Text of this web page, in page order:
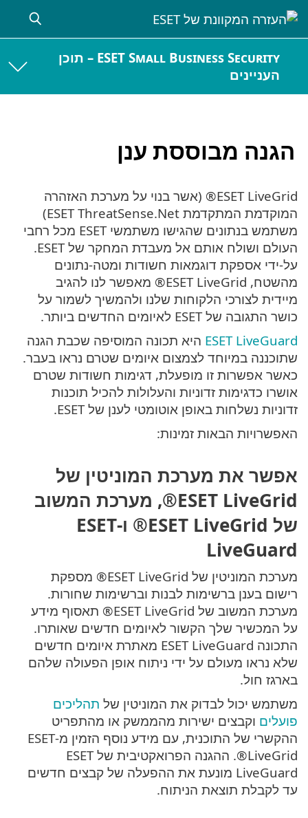
ESET Small Business Security – תוכן
העניינים
הגנה מבוססת ענן
ESET LiveGrid® (אשר בנוי על מערכת האזהרה
המוקדמת המתקדמת ESET ThreatSense.Net)
משתמש בנתונים שהגישו משתמשי ESET מכל רחבי
העולם ושולח אותם אל מעבדת המחקר של ESET.
על-ידי אספקת דוגמאות חשודות ומטה-נתונים
מהשטח, ESET LiveGrid® מאפשר לנו להגיב
מיידית לצורכי הלקוחות שלנו ולהמשיך לשמור על
כושר התגובה של ESET לאיומים החדשים ביותר.
ESET LiveGuard היא תכונה המוסיפה שכבת הגנה
שתוכננה במיוחד לצמצום איומים שטרם נראו בעבר.
כאשר אפשרות זו מופעלת, דגימות חשודות שטרם
אושרו כדגימות זדוניות והעלולות להכיל תוכנות
זדוניות נשלחות באופן אוטומטי לענן של ESET.
האפשרויות הבאות זמינות:
אפשר את מערכת המוניטין של
ESET LiveGrid®, מערכת המשוב
של ESET LiveGrid® ו-ESET
LiveGuard
מערכת המוניטין של ESET LiveGrid® מספקת
רישום בענן ברשימות לבנות וברשימות שחורות.
מערכת המשוב של ESET LiveGrid® תאסוף מידע
על המכשיר שלך הקשור לאיומים חדשים שאותרו.
התכונה ESET LiveGuard מאתרת איומים חדשים
שלא נראו מעולם על ידי ניתוח אופן הפעולה שלהם
בארגז חול.
משתמש יכול לבדוק את המוניטין של תהליכים
פועלים וקבצים ישירות מהממשק או מהתפריט
ההקשרי של התוכנית, עם מידע נוסף הזמין מ-ESET
LiveGrid®. ההגנה הפרואקטיבית של ESET
LiveGuard מונעת את ההפעלה של קבצים חדשים
עד לקבלת תוצאת הניתוח.